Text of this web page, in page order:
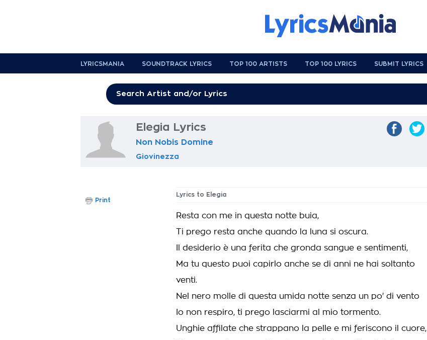
LYRICSMANIA SOUNDTRACK LYRICS TOP 100 ARTISTS TOP 100 LYRICS SUBMIT LYRICS
Elegia Lyrics
Non Nobis Domine
Giovinezza
Lyrics to Elegia
Resta con me in questa notte buia,
Ti prego resta anche quando la luna si oscura.
Il desiderio è una ferita che gronda sangue e sentimenti,
Ma tu questo puoi capirlo anche se di anni ne hai soltanto
venti.
Nel nero molle di questa umida notte senza un po' di vento
Io non respiro, ti prego lasciarmi al mio tormento.
Unghie affilate che strappano la pelle e mi feriscono il cuore,
Print